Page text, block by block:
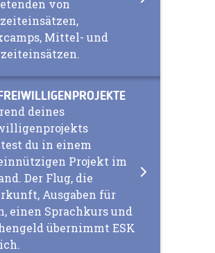
von
Mittel- und
deines
du in einem
Projekt im
Der Flug, die
Ausgaben für
einen Sprachkurs und
übernimmt ESK